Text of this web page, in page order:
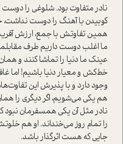
نادر متفاوت بود. شلوغی را
کوبیدن با آهنگ را دوست نداشت،
همین تفاوتش با جمع، ارزش
ما اغلب دوست داریم طرف مقابلمان
عینک ما دنیا را تماشا کنند و
خط‌کش و معیار دنیا باشیم! اما
وجود دارد و با پذیرش این
هم یکی می‌شویم، اگر د‌یگری را
نادر مثل آن یکی همسفرمان نبود
را تمام روز می‌خنداند. او هم
جایی که هست اثرگذار باشد.